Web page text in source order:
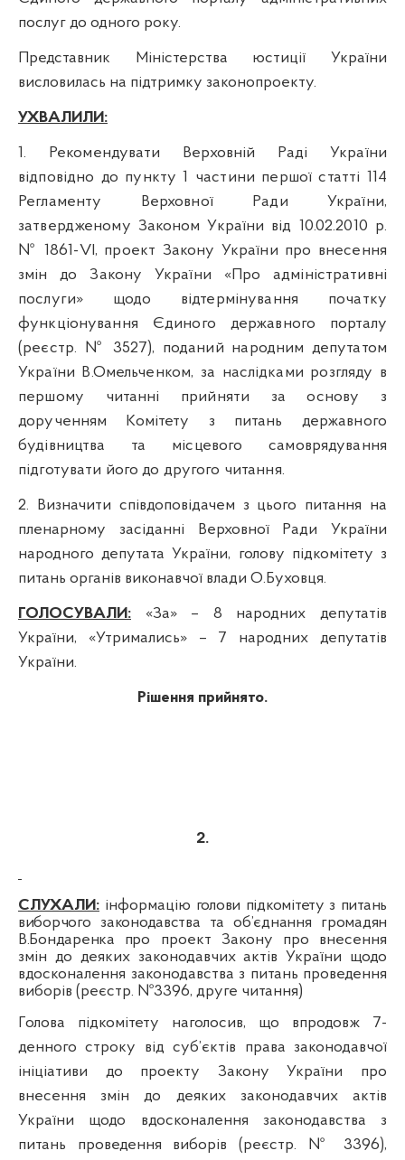
послуг до одного року.
Представник Міністерства юстиції України
висловилась на підтримку законопроекту.
УХВАЛИЛИ:
1. Рекомендувати Верховній Раді України
відповідно до пункту 1 частини першої статті 114
Регламенту Верховної Ради України,
затвердженому Законом України від 10.02.2010 р.
№ 1861-VІ, проект Закону України про внесення
змін до Закону України «Про адміністративні
послуги» щодо відтермінування початку
функціонування Єдиного державного порталу
(реєстр. № 3527), поданий народним депутатом
України В.Омельченком, за наслідками розгляду в
першому читанні прийняти за основу з
дорученням Комітету з питань державного
будівництва та місцевого самоврядування
підготувати його до другого читання.
2. Визначити співдоповідачем з цього питання на
пленарному засіданні Верховної Ради України
народного депутата України, голову підкомітету з
питань органів виконавчої влади О.Буховця.
ГОЛОСУВАЛИ: «За» – 8 народних депутатів
України, «Утримались» – 7 народних депутатів
України.
Рішення прийнято.
2.
СЛУХАЛИ: інформацію голови підкомітету з питань
виборчого законодавства та об’єднання громадян
В.Бондаренка про
проект Закону про внесення
змін до деяких законодавчих актів України щодо
вдосконалення законодавства з питань проведення
виборів (реєстр. №3396, друге читання)
Голова підкомітету наголосив, що впродовж 7-
денного строку від суб’єктів права законодавчої
ініціативи до проекту Закону України про
внесення змін до деяких законодавчих актів
України щодо вдосконалення законодавства з
питань проведення виборів (реєстр. № 3396),